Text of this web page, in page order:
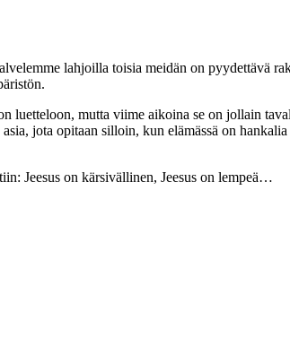
lahjoilla toisia meidän on pyydettävä
luetteloon, mutta viime aikoina se on jollain
jota opitaan silloin, kun elämässä on
Jeesus on kärsivällinen, Jeesus on lempeä…